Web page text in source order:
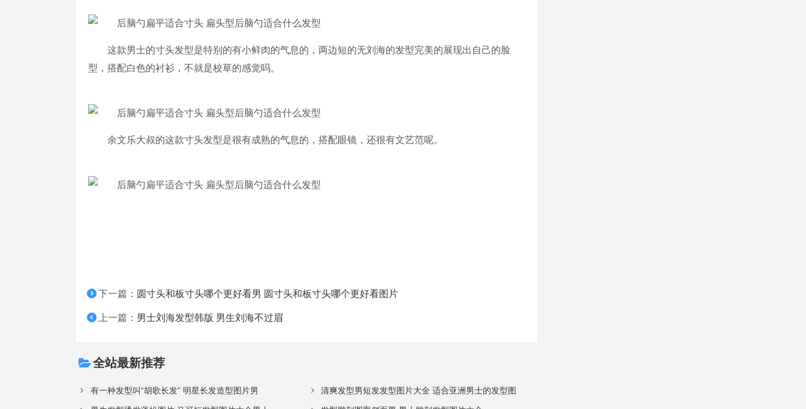
这款男士的寸头发型是特别的有小鲜肉的气息的，两边短的无刘海的发型完美的展现出自己的脸
型，搭配白色的衬衫，不就是校草的感觉吗。
余文乐大叔的这款寸头发型是很有成熟的气息的，搭配眼镜，还很有文艺范呢。
下一篇： 圆寸头和板寸头哪个更好看男 圆寸头和板寸头哪个更好看图片
上一篇： 男士刘海发型韩版 男生刘海不过眉
全站最新推荐
有一种发型叫“胡歌长发” 明星长发造型图片男 清爽发型男短发发型图片大全 适合亚洲男士的发型图